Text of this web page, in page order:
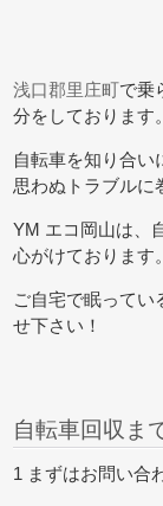
浅口郡里庄町で乗
分をしております。
自転車を知り合い
思わぬトラブルに
YM エコ岡山は、
心がけております。
ご自宅で眠ってい
せ下さい！
自転車回収ま
1 まずはお問い合